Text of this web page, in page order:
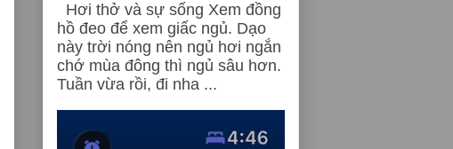
Hơi thở và sự sống Xem đồng
hồ đeo để xem giấc ngủ. Dạo
này trời nóng nên ngủ hơi ngắn
chớ mùa đông thì ngủ sâu hơn.
Tuần vừa rồi, đi nha ...